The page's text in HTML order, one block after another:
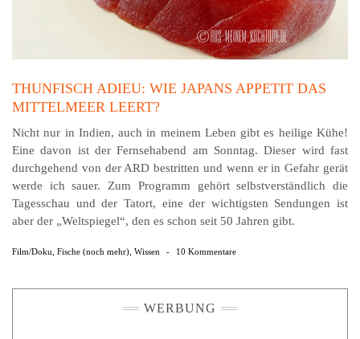
THUNFISCH ADIEU: WIE JAPANS APPETIT DAS
MITTELMEER LEERT?
Nicht nur in Indien, auch in meinem Leben gibt es heilige Kühe!
Eine davon ist der Fernsehabend am Sonntag. Dieser wird fast
durchgehend von der ARD bestritten und wenn er in Gefahr gerät
werde ich sauer. Zum Programm gehört selbstverständlich die
Tagesschau und der Tatort, eine der wichtigsten Sendungen ist
aber der „Weltspiegel“, den es schon seit 50 Jahren gibt.
Film/Doku Fische (noch mehr) Wissen - 10 Kommentare
WERBUNG